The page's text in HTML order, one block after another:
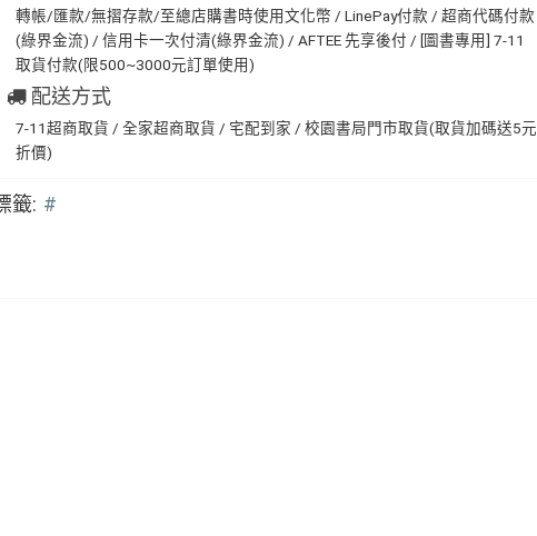
轉帳/匯款/無摺存款/至總店購書時使用文化幣 / LinePay付款 / 超商代碼付款
(綠界金流) / 信用卡一次付清(綠界金流) / AFTEE 先享後付 / [圖書專用] 7-11
取貨付款(限500~3000元訂單使用)
配送方式
7-11超商取貨 / 全家超商取貨 / 宅配到家 / 校園書局門市取貨(取貨加碼送5元
折價)
籤: #